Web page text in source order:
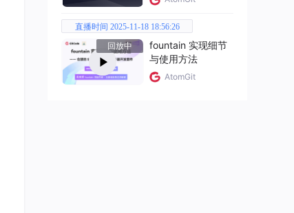
直播时间 2025-11-18 18:56:26
回放中
fountain 实现细节
与使用方法
AtomGit